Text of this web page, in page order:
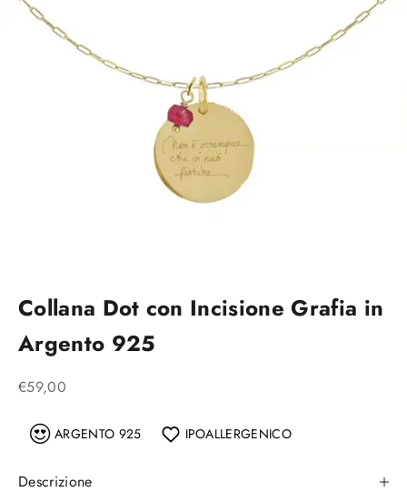
Collana Dot con Incisione Grafia in
Argento 925
Prezzo scontato
€59,00
ARGENTO 925 IPOALLERGENICO
Descrizione